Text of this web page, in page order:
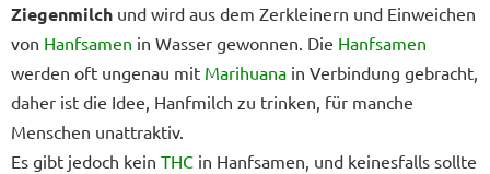
Ziegenmilch und wird aus dem Zerkleinern und Einweichen
von Hanfsamen in Wasser gewonnen. Die Hanfsamen
werden oft ungenau mit Marihuana in Verbindung gebracht,
daher ist die Idee, Hanfmilch zu trinken, für manche
Menschen unattraktiv.
Es gibt jedoch kein THC in Hanfsamen, und keinesfalls sollte